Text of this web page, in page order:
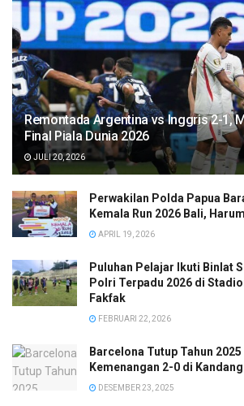
Remontada Argentina vs Inggris 2-1,
Final Piala Dunia 2026
JULI 20, 2026
Perwakilan Polda Papua
Kemala Run 2026 Bali,
APRIL 19, 2026
Puluhan Pelajar Ikuti Binlat
Polri Terpadu 2026 di
Fakfak
FEBRUARI 22, 2026
Barcelona Tutup Tahun
Kemenangan 2-0 di
DESEMBER 23, 2025